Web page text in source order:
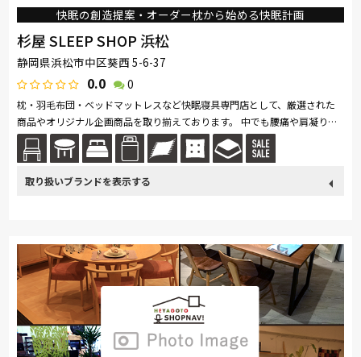
快眠の創造提案・オーダー枕から始める快眠計画
杉屋 SLEEP SHOP 浜松
静岡県浜松市中区葵西 5-6-37
0.0 0
枕・羽毛布団・ベッドマットレスなど快眠寝具専門店として、厳選された
商品やオリジナル企画商品を取り揃えております。 中でも腰痛や肩凝りの
方に定評を頂いているイタリア直輸入のウッドスプリングベッド・ラテッ...
続きを読む